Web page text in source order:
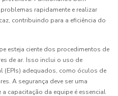
rapidamente e realizar
contribuindo para a eficiência do
esteja ciente dos procedimentos de
de ar. Isso inclui o uso de
(EPIs) adequados, como óculos de
A segurança deve ser uma
capacitação da equipe é essencial